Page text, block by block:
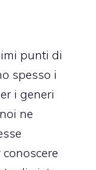
punti di
spesso i
i generi
ne